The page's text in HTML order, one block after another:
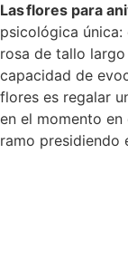
Las flores para
psicológica única:
rosa de tallo
capacidad de
flores es regalar
en el momento
ramo presidiendo